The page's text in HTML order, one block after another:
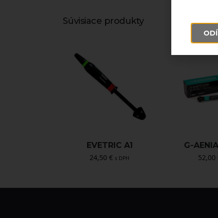
Súvisiace produkty
EVETRIC A1
24,50€ s DPH
G-
52,00